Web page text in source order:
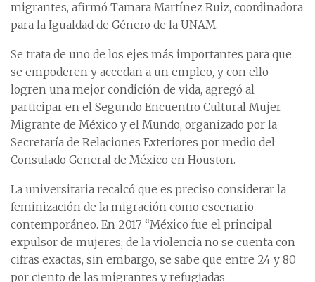
migrantes, afirmó Tamara Martínez Ruiz, coordinadora
para la Igualdad de Género de la UNAM.
Se trata de uno de los ejes más importantes para que
se empoderen y accedan a un empleo, y con ello
logren una mejor condición de vida, agregó al
participar en el Segundo Encuentro Cultural Mujer
Migrante de México y el Mundo, organizado por la
Secretaría de Relaciones Exteriores por medio del
Consulado General de México en Houston.
La universitaria recalcó que es preciso considerar la
feminización de la migración como escenario
contemporáneo. En 2017 “México fue el principal
expulsor de mujeres; de la violencia no se cuenta con
cifras exactas, sin embargo, se sabe que entre 24 y 80
por ciento de las migrantes y refugiadas